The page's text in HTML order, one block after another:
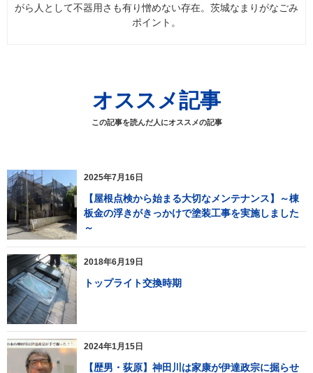
がら人として不器用さも有り憎めない存在。茨城なまりがなごみ
ポイント。
オススメ記事
この記事を読んだ人にオススメの記事
2025年7月16日
【屋根点検から始まる大切なメンテナンス】～棟
板金の浮きがきっかけで塗装工事を実施しました
～
2018年6月19日
トップライト交換時期
2024年1月15日
【歴男・荻原】神田川は家康が伊達政宗に掘らせ